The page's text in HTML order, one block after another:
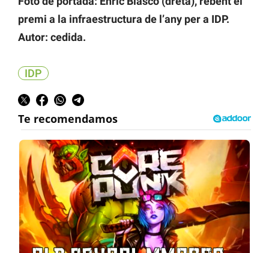
premi a la infraestructura de l’any per a IDP.
Autor: cedida.
IDP